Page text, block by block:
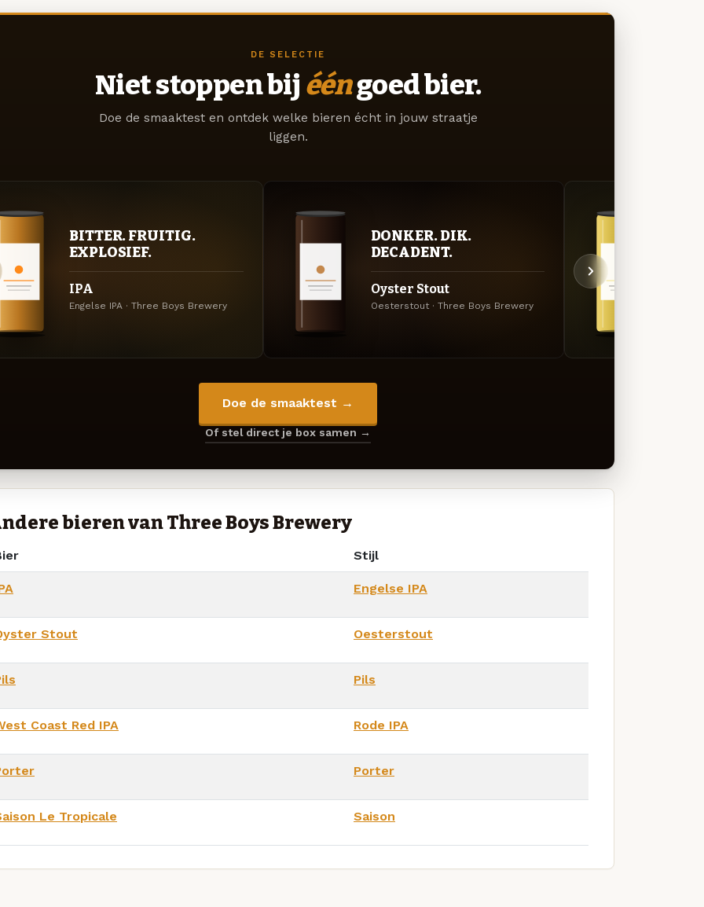
DE SELECTIE
Niet stoppen bij ééngoed bier.
Doe de smaaktest en ontdek welke bieren écht in jouw straatje
liggen.
BITTER. FRUITIG.
EXPLOSIEF.
IPA
Engelse IPA · Three Boys Brewery
DONKER. DIK.
DECADENT.
Oyster Stout
Oesterstout · Three Boys Brewery
Doe de smaaktest →
Of stel direct je box samen →
bieren van Three Boys Brewery
Stijl
Engelse IPA
Stout Oesterstout
Pils
Coast Red IPA Rode IPA
Porter
Le Tropicale Saison